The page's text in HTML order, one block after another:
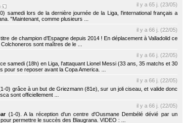
il y a 65 j. (23/05)
samedi lors de la dernière journée de la Liga, l'international français a
"Maintenant, comme plusieurs ...
il y a 66 j. (22/05)
de champion d’Espagne depuis 2014 ! En déplacement à Valladolid ce
sont maîtres de le ...
il y a 66 j. (22/05)
samedi (18h) en Liga, l'attaquant Lionel Messi (33 ans, 35 matchs et 30
se reposer avant la Copa America. ...
il y a 66 j. (22/05)
0) grâce à un but de Griezmann (81e), sur un joli ciseau, et valide donc
sont officiellement ...
il y a 66 j. (22/05)
(1-0). A la réception d'un centre d'Ousmane Dembélé dévié par un
permettre le succès des Blaugrana. VIDEO : ...